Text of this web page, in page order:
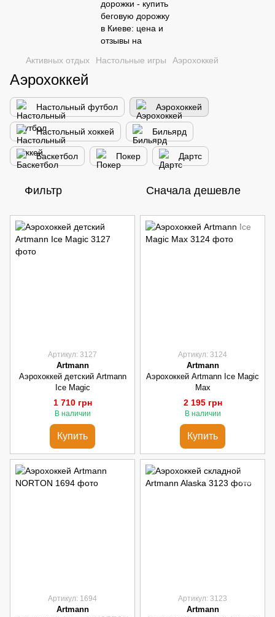
Активных отдых Настольные игры Аэрохоккей
Аэрохоккей
Настольный футбол Аэрохоккей
Настольный хоккей Бильярд
Баскетбол Покер Дартс
Фильтр Сначала дешевле
Артикул: 3127
Artmann
Аэрохоккей детский Artmann
Ice Magic
1 710 грн
В наличии
Купить
Артикул: 3124
Artmann
Аэрохоккей Artmann Ice Magic
Max
2 195 грн
В наличии
Купить
Артикул: 1694
Artmann
Артикул: 3123
Artmann